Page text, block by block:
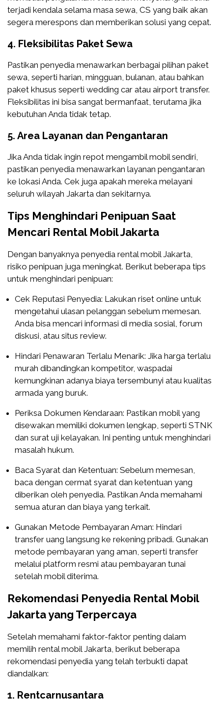
terjadi kendala selama masa sewa, CS yang baik akan
segera merespons dan memberikan solusi yang cepat.
4. Fleksibilitas Paket Sewa
Pastikan penyedia menawarkan berbagai pilihan paket
sewa, seperti harian, mingguan, bulanan, atau bahkan
paket khusus seperti wedding car atau airport transfer.
Fleksibilitas ini bisa sangat bermanfaat, terutama jika
kebutuhan Anda tidak tetap.
5. Area Layanan dan Pengantaran
Jika Anda tidak ingin repot mengambil mobil sendiri,
pastikan penyedia menawarkan layanan pengantaran
ke lokasi Anda. Cek juga apakah mereka melayani
seluruh wilayah Jakarta dan sekitarnya.
Tips Menghindari Penipuan Saat
Mencari Rental Mobil Jakarta
Dengan banyaknya penyedia rental mobil Jakarta,
risiko penipuan juga meningkat. Berikut beberapa tips
untuk menghindari penipuan:
Cek Reputasi Penyedia: Lakukan riset online untuk
mengetahui ulasan pelanggan sebelum memesan.
Anda bisa mencari informasi di media sosial, forum
diskusi, atau situs review.
Hindari Penawaran Terlalu Menarik: Jika harga terlalu
murah dibandingkan kompetitor, waspadai
kemungkinan adanya biaya tersembunyi atau kualitas
armada yang buruk.
Periksa Dokumen Kendaraan: Pastikan mobil yang
disewakan memiliki dokumen lengkap, seperti STNK
dan surat uji kelayakan. Ini penting untuk menghindari
masalah hukum.
Baca Syarat dan Ketentuan: Sebelum memesan,
baca dengan cermat syarat dan ketentuan yang
diberikan oleh penyedia. Pastikan Anda memahami
semua aturan dan biaya yang terkait.
Gunakan Metode Pembayaran Aman: Hindari
transfer uang langsung ke rekening pribadi. Gunakan
metode pembayaran yang aman, seperti transfer
melalui platform resmi atau pembayaran tunai
setelah mobil diterima.
Rekomendasi Penyedia Rental Mobil
Jakarta yang Terpercaya
Setelah memahami faktor-faktor penting dalam
memilih rental mobil Jakarta, berikut beberapa
rekomendasi penyedia yang telah terbukti dapat
diandalkan:
1. Rentcarnusantara